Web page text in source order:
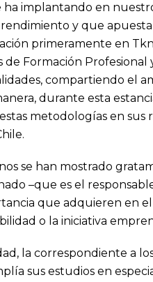
ha implantando en
y que
primeramente en
de Formación
compartiendo el
durante esta
metodologías en sus
se han mostrado
–que es el
que adquieren en
o la iniciativa
la correspondiente a
sus estudios en